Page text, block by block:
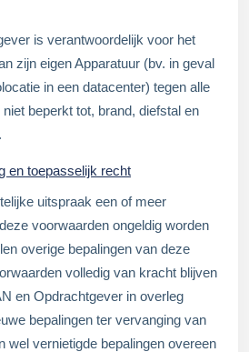
is verantwoordelijk voor het
zijn eigen Apparatuur (bv. in geval
in een datacenter) tegen alle
beperkt tot, brand, diefstal en
en toepasselijk recht
uitspraak een of meer
voorwaarden ongeldig worden
overige bepalingen van deze
volledig van kracht blijven
en Opdrachtgever in overleg
bepalingen ter vervanging van
wel vernietigde bepalingen overeen